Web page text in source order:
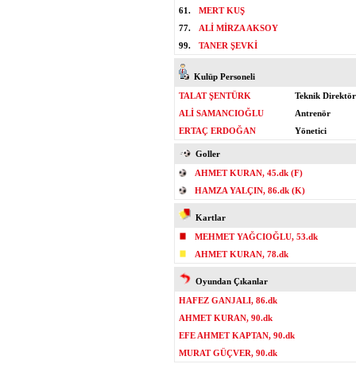
61.
MERT KUŞ
77.
ALİ MİRZA AKSOY
99.
TANER ŞEVKİ
Kulüp Personeli
TALAT ŞENTÜRK
Teknik Direktör
ALİ SAMANCIOĞLU
Antrenör
ERTAÇ ERDOĞAN
Yönetici
Goller
AHMET KURAN, 45.dk (F)
HAMZA YALÇIN, 86.dk (K)
Kartlar
MEHMET YAĞCIOĞLU, 53.dk
AHMET KURAN, 78.dk
Oyundan Çıkanlar
HAFEZ GANJALI, 86.dk
AHMET KURAN, 90.dk
EFE AHMET KAPTAN, 90.dk
MURAT GÜÇVER, 90.dk